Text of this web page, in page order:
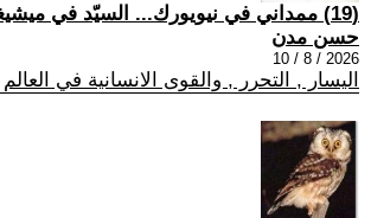
(19) ممداني في نيويورك... السيّد في ميشيغن
حسن مدن
2026 / 8 / 10
اليسار , التحرر , والقوى الانسانية في العالم